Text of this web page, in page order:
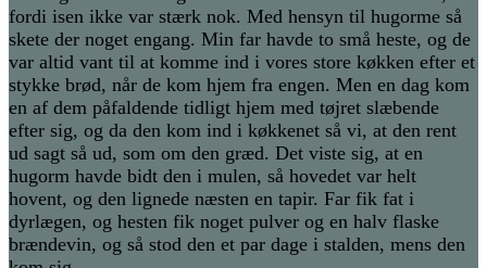
fordi isen ikke var stærk nok. Med hensyn til hugorme så
skete der noget engang. Min far havde to små heste, og de
var altid vant til at komme ind i vores store køkken efter et
stykke brød, når de kom hjem fra engen. Men en dag kom
en af dem påfaldende tidligt hjem med tøjret slæbende
efter sig, og da den kom ind i køkkenet så vi, at den rent
ud sagt så ud, som om den græd. Det viste sig, at en
hugorm havde bidt den i mulen, så hovedet var helt
hovent, og den lignede næsten en tapir. Far fik fat i
dyrlægen, og hesten fik noget pulver og en halv flaske
brændevin, og så stod den et par dage i stalden, mens den